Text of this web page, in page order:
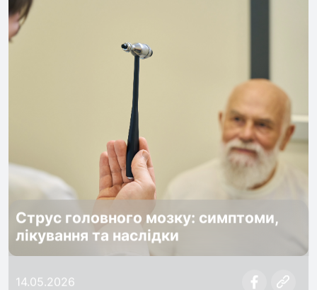
Струс головного мозку: симптоми,
лікування та наслідки
14.05.2026